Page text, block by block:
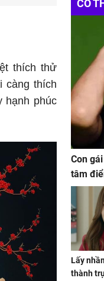
thích thử
càng thích
hạnh phúc
CÓ
Con
tâm
Lấy
thành